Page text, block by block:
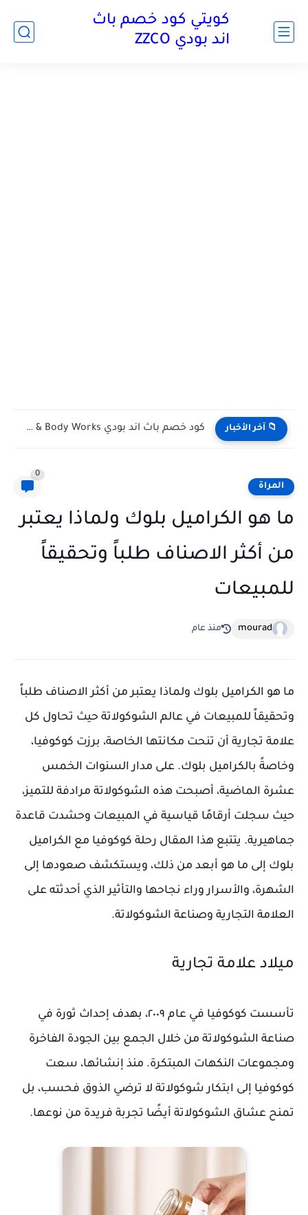
كويتي كود خصم باث
اند بودي ZZCO
📁 آخر الأخبار كود خصم باث اند بودي Bath & Body Works الكويت...
المراة
0
ما هو الكراميل بلوك ولماذا يعتبر
من أكثر الاصناف طلباً وتحقيقاً
للمبيعات
mourad منذ عام
ما هو الكراميل بلوك ولماذا يعتبر من أكثر الاصناف طلباً
وتحقيقاً للمبيعات في عالم الشوكولاتة حيث تحاول كل
علامة تجارية أن تنحت مكانتها الخاصة، برزت كوكوفيا،
وخاصةً بالكراميل بلوك. على مدار السنوات الخمس
عشرة الماضية، أصبحت هذه الشوكولاتة مرادفة للتميز،
حيث سجلت أرقامًا قياسية في المبيعات وحشدت قاعدة
جماهيرية. يتتبع هذا المقال رحلة كوكوفيا مع الكراميل
بلوك إلى ما هو أبعد من ذلك، ويستكشف صعودها إلى
الشهرة، والأسرار وراء نجاحها والتأثير الذي أحدثته على
العلامة التجارية وصناعة الشوكولاتة.
ميلاد علامة تجارية
تأسست كوكوفيا في عام ٢٠٠٩، بهدف إحداث ثورة في
صناعة الشوكولاتة من خلال الجمع بين الجودة الفاخرة
ومجموعات النكهات المبتكرة. منذ إنشائها، سعت
كوكوفيا إلى ابتكار شوكولاتة لا ترضي الذوق فحسب، بل
تمنح عشاق الشوكولاتة أيضًا تجربة فريدة من نوعها.